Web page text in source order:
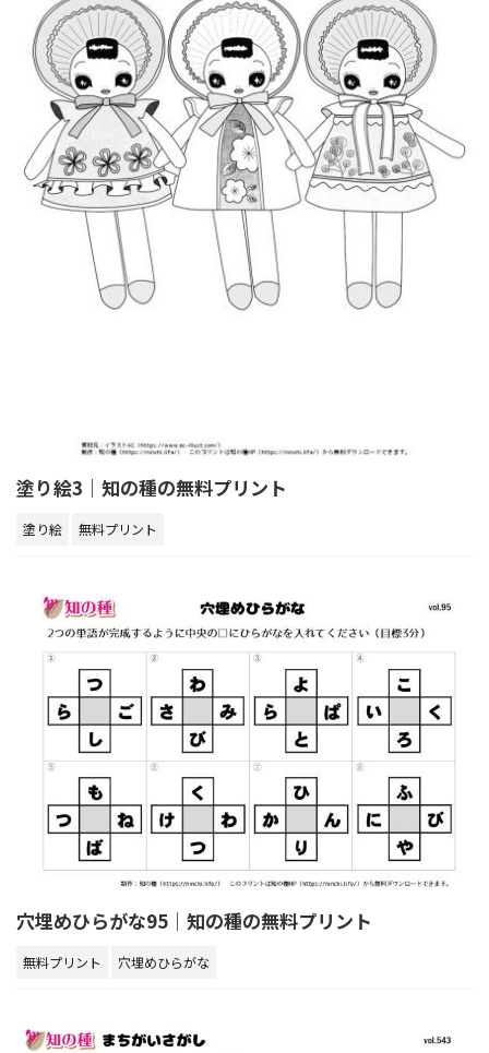
塗り絵3｜知の種の無料プリント
塗り絵 無料プリント
穴埋めひらがな95｜知の種の無料プリント
無料プリント 穴埋めひらがな